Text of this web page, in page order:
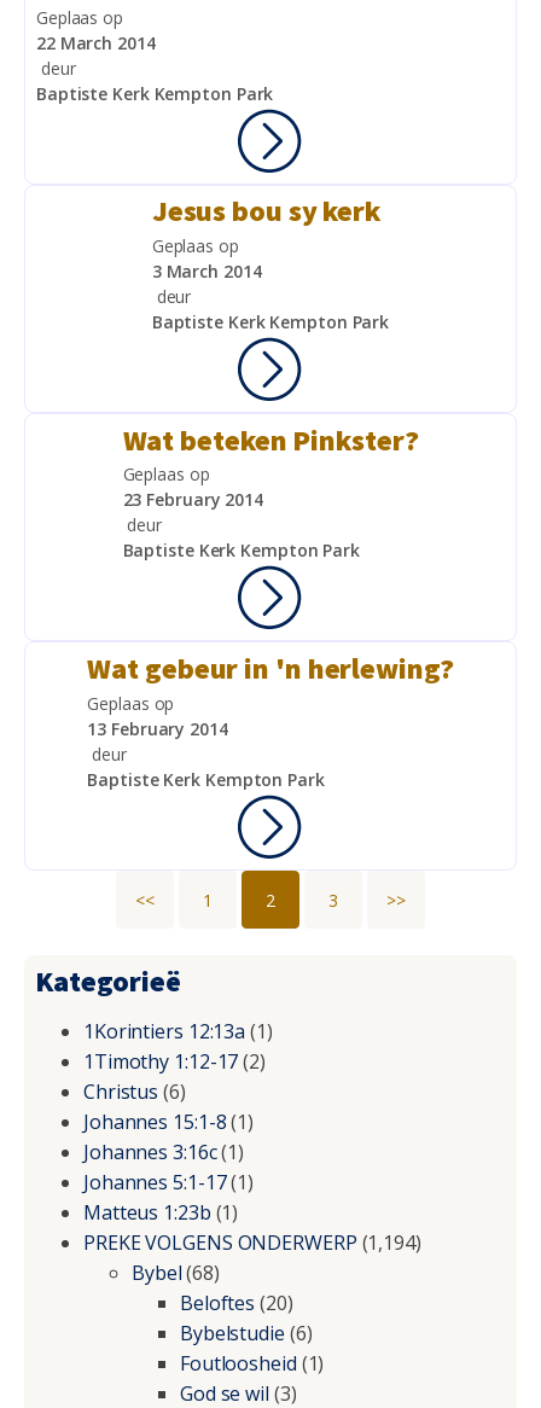
Geplaas op
22 March 2014
deur
Baptiste Kerk Kempton Park
Jesus bou sy kerk
Geplaas op
3 March 2014
deur
Baptiste Kerk Kempton Park
Wat beteken Pinkster?
Geplaas op
23 February 2014
deur
Baptiste Kerk Kempton Park
Wat gebeur in 'n herlewing?
Geplaas op
13 February 2014
deur
Baptiste Kerk Kempton Park
<< 1 2 3 >>
Kategorieë
1Korintiers 12:13a (1)
1Timothy 1:12-17(2)
Christus (6)
Johannes 15:1-8(1)
Johannes 3:16c(1)
Johannes 5:1-17(1)
Matteus 1:23b (1)
PREKE VOLGENS ONDERWERP (1,194)
Bybel(68)
Beloftes (20)
Bybelstudie (6)
Foutloosheid (1)
God se wil (3)